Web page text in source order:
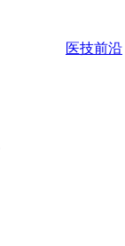
医技前沿